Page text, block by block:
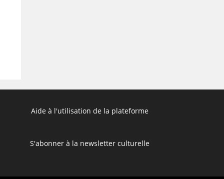
Aide à l'utilisation de la plateforme
S'abonner à la newsletter culturelle